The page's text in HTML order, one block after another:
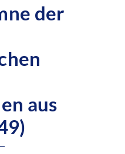
der
aus